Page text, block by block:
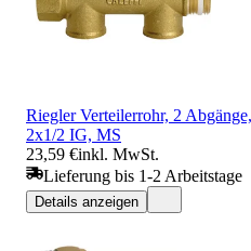
Riegler Verteilerrohr, 2
2x1/2 IG, MS
23,59 €inkl. MwSt.
Lieferung bis 1-2 Arbeitstage
Details anzeigen